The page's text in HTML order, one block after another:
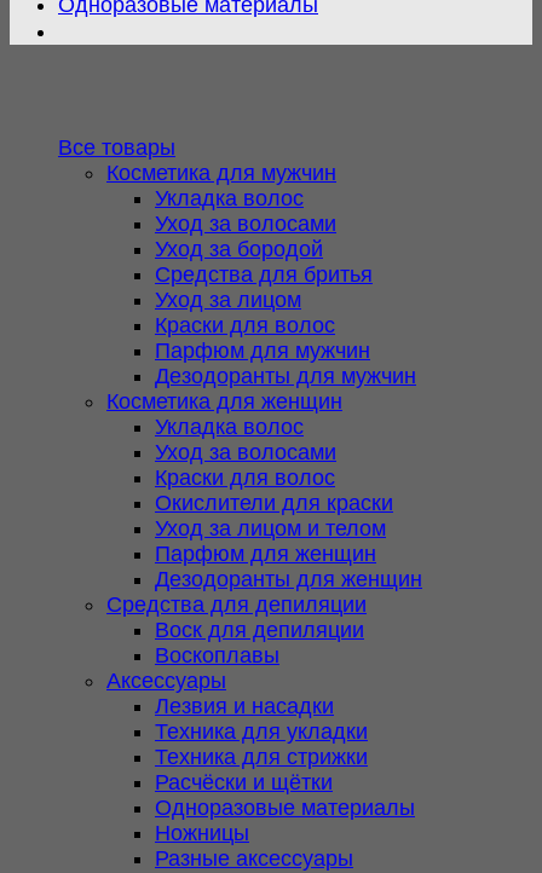
Все товары
Косметика для мужчин
Укладка волос
Уход за волосами
Уход за бородой
Средства для бритья
Уход за лицом
Краски для волос
Парфюм для мужчин
Дезодоранты для мужчин
Косметика для женщин
Укладка волос
Уход за волосами
Краски для волос
Окислители для краски
Уход за лицом и телом
Парфюм для женщин
Дезодоранты для женщин
Средства для депиляции
Воск для депиляции
Воскоплавы
Аксессуары
Лезвия и насадки
Техника для укладки
Техника для стрижки
Расчёски и щётки
Одноразовые материалы
Ножницы
Разные аксессуары